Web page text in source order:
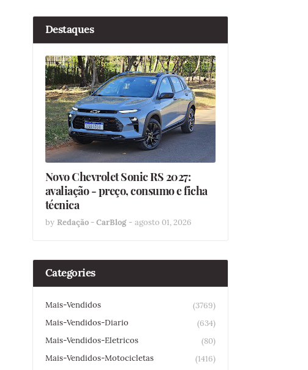
Destaques
Novo Chevrolet Sonic RS 2027:
avaliação - preço, consumo e ficha
técnica
by Redação - CarBlog - agosto 01, 2026
Categories
Mais-Vendidos
(3769)
Mais-Vendidos-Diario
(634)
Mais-Vendidos-Eletricos
(80)
Mais-Vendidos-Motocicletas
(1416)